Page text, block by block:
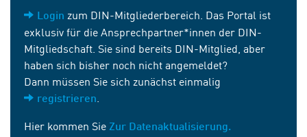
Login zum DIN-Mitgliederbereich. Das Portal ist
exklusiv für die Ansprechpartner*innen der DIN-
Mitgliedschaft. Sie sind bereits DIN-Mitglied, aber
haben sich bisher noch nicht angemeldet?
Dann müssen Sie sich zunächst einmalig
registrieren
Hier kommen Sie Zur Datenaktualisierung.